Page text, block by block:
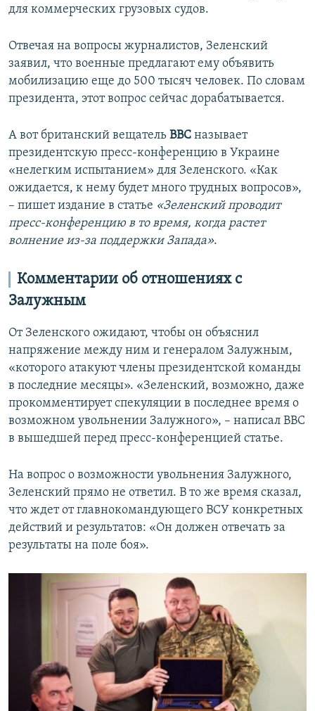
для коммерческих грузовых судов.
Отвечая на вопросы журналистов, Зеленский
заявил, что военные предлагают ему объявить
мобилизацию еще до 500 тысяч человек. По словам
президента, этот вопрос сейчас дорабатывается.
А вот британский вещатель BBC называет
президентскую пресс-конференцию в Украине
«нелегким испытанием» для Зеленского. «Как
ожидается, к нему будет много трудных вопросов»,
– пишет издание в статье «Зеленский проводит
пресс-конференцию в то время, когда растет
волнение из-за поддержки Запада».
Комментарии об отношениях с
Залужным
От Зеленского ожидают, чтобы он объяснил
напряжение между ним и генералом Залужным,
«которого атакуют члены президентской команды
в последние месяцы». «Зеленский, возможно, даже
прокомментирует спекуляции в последнее время о
возможном увольнении Залужного», – написал BBС
в вышедшей перед пресс-конференцией статье.
На вопрос о возможности увольнения Залужного,
Зеленский прямо не ответил. В то же время сказал,
что ждет от главнокомандующего ВСУ конкретных
действий и результатов: «Он должен отвечать за
результаты на поле боя».